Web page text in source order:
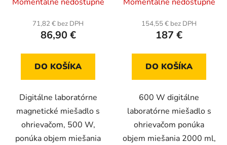
71,82 € bez DPH
86,90 €
DO KOŠÍKA
Digitálne laboratórne
magnetické miešadlo s
ohrievačom, 500 W,
ponúka objem miešania
154,55 € bez DPH
187 €
DO KOŠÍKA
600 W digitálne
laboratórne miešadlo s
ohrievačom ponúka
objem miešania 2000 ml,